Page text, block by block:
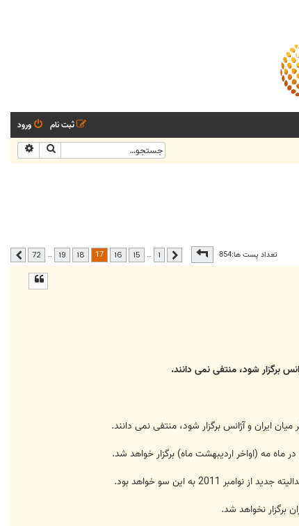
ورود
ثبت نام
جستجو
تعداد پست ها:854صفحه17 از72 قبلی 1
…
15
16
17
18
19
…
72 بعدی
برگزار شود، منتفی نمی دانند.
ایران و آژانس برگزار شود، منتفی نمی دانند.
به این سو خواهد بود.